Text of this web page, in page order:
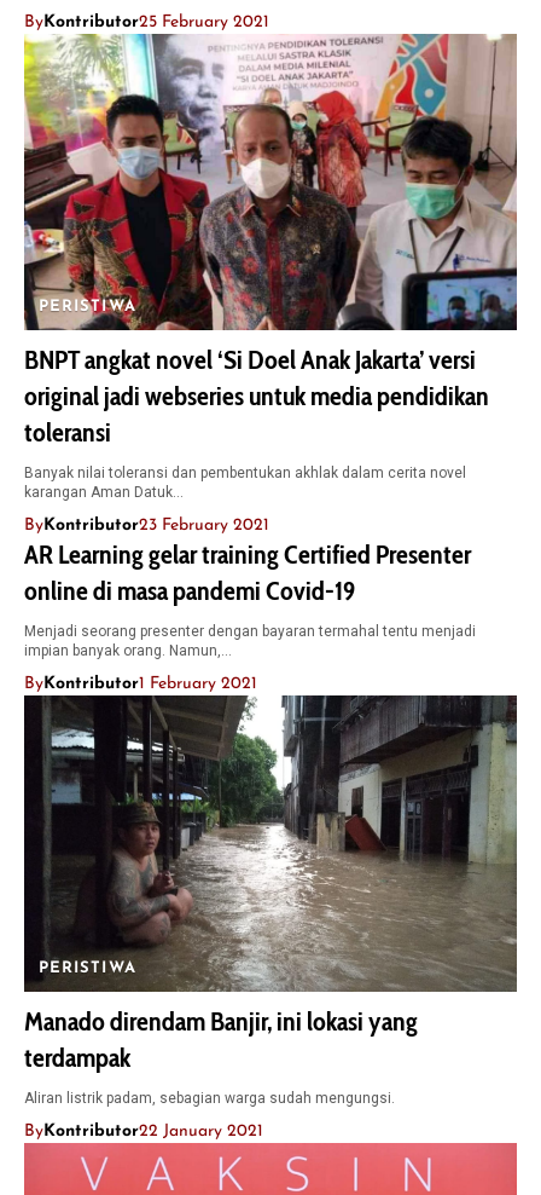
ByKontributor25 February 2021
PERISTIWA
BNPT angkat novel ‘Si Doel Anak Jakarta’ versi
original jadi webseries untuk media pendidikan
toleransi
Banyak nilai toleransi dan pembentukan akhlak dalam cerita novel
karangan Aman Datuk…
By Kontributor23 February 2021
AR Learning gelar training Certified Presenter
online di masa pandemi Covid-19
Menjadi seorang presenter dengan bayaran termahal tentu menjadi
impian banyak orang. Namun,…
By Kontributor1 February 2021
PERISTIWA
Manado direndam Banjir, ini lokasi yang
terdampak
Aliran listrik padam, sebagian warga sudah mengungsi.
By Kontributor22 January 2021